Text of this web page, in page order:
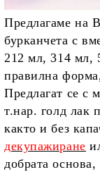
Предлагаме на
бурканчета с
212 мл, 314 мл,
правилна
Предлагат се с
т.нар. голд лак
както и без
декупажиране
добрата